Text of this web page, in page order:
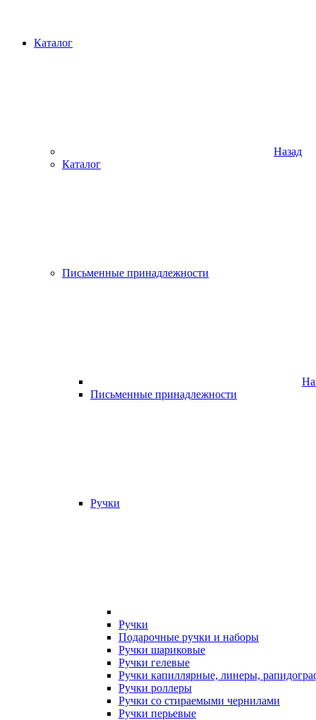
Каталог
Назад
Каталог
Письменные принадлежности
Письменные принадлежности
Ручки
Ручки
Подарочные ручки и наборы
Ручки шариковые
Ручки гелевые
Ручки капиллярные, линеры,
Ручки роллеры
Ручки со стираемыми чернилами
Ручки перьевые